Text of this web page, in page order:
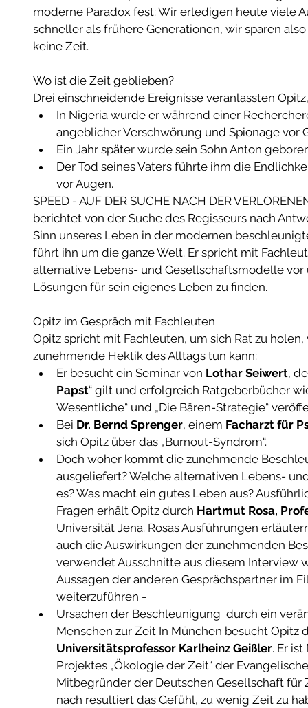
moderne Paradox fest: Wir erledigen heute viele
schneller als frühere Generationen, wir sparen
keine Zeit.
Wo ist die Zeit geblieben?
Drei einschneidende Ereignisse veranlassten
In Nigeria wurde er während einer
angeblicher Verschwörung und Spionage
Ein Jahr später wurde sein Sohn Anton
Der Tod seines Vaters führte ihm die
vor Augen.
SPEED - AUF DER SUCHE NACH DER
berichtet von der Suche des Regisseurs nach
Sinn unseres Leben in der modernen
führt ihn um die ganze Welt. Er spricht mit
alternative Lebens- und Gesellschaftsmodelle
Lösungen für sein eigenes Leben zu finden.
Opitz im Gespräch mit Fachleuten
Opitz spricht mit Fachleuten, um sich Rat zu
zunehmende Hektik des Alltags tun kann:
Er besucht ein Seminar von Lothar Seiwert,
Papst“ gilt und erfolgreich Ratgeberbücher
Wesentliche“ und „Die Bären-Strategie“
Bei Dr. Bernd Sprenger, einem Facharzt für
sich Opitz über das „Burnout-Syndrom“.
Doch woher kommt die zunehmende
ausgeliefert? Welche alternativen Lebens-
es? Was macht ein gutes Leben aus?
Fragen erhält Opitz durch Hartmut Rosa,
Universität Jena. Rosas Ausführungen
auch die Auswirkungen der zunehmenden
verwendet Ausschnitte aus diesem Interview
Aussagen der anderen Gesprächspartner im
weiterzuführen -
Ursachen der Beschleunigung  durch ein
Menschen zur Zeit In München besucht
Universitätsprofessor Karlheinz Geißler. Er
Projektes „Ökologie der Zeit“ der
Mitbegründer der Deutschen Gesellschaft
nach resultiert das Gefühl, zu wenig Zeit zu